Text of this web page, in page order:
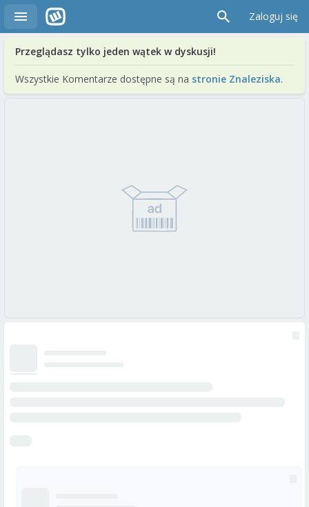
Zaloguj się
Przeglądasz tylko jeden wątek w dyskusji!
Wszystkie Komentarze dostępne są na stronie Znaleziska.